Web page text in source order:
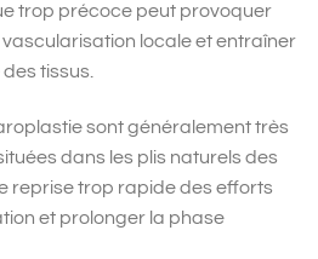
trop précoce peut provoquer
locale et entraîner
tissus.
sont généralement très
dans les plis naturels des
reprise trop rapide des efforts
et prolonger la phase